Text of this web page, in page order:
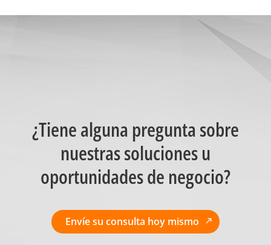
¿Tiene alguna pregunta sobre
nuestras soluciones u
oportunidades de negocio?
Envíe su consulta hoy mismo